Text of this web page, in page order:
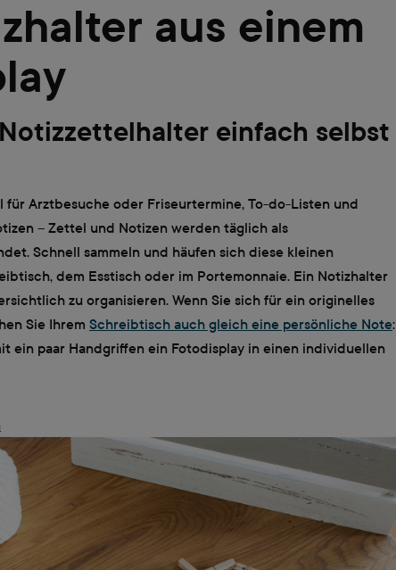
aus einem
einfach selbst
für Arztbesuche oder Friseurtermine, To-do-Listen und
– Zettel und Notizen werden täglich als
Schnell sammeln und häufen sich diese kleinen
dem Esstisch oder im Portemonnaie. Ein Notizhalter
zu organisieren. Wenn Sie sich für ein originelles
Sie Ihrem Schreibtisch auch gleich eine persönliche Note:
ein paar Handgriffen ein Fotodisplay in einen individuellen